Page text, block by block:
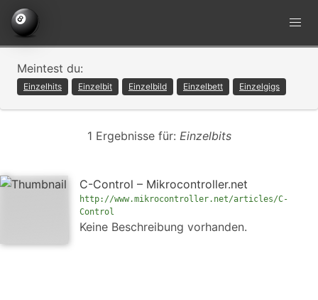
Meintest du:
Einzelhits Einzelbit Einzelbild Einzelbett Einzelgigs
1 Ergebnisse für: Einzelbits
C-Control – Mikrocontroller.net
http://www.mikrocontroller.net/articles/C-
Control
Keine Beschreibung vorhanden.